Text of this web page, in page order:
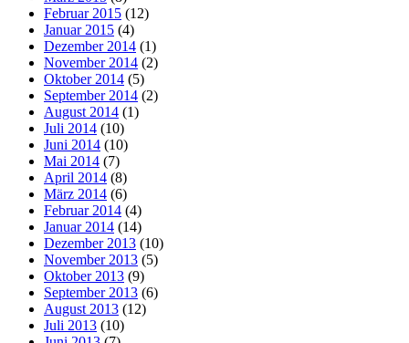
Februar 2015 (12)
Januar 2015 (4)
Dezember 2014 (1)
November 2014 (2)
Oktober 2014 (5)
September 2014 (2)
August 2014 (1)
Juli 2014 (10)
Juni 2014 (10)
Mai 2014 (7)
April 2014 (8)
März 2014 (6)
Februar 2014 (4)
Januar 2014 (14)
Dezember 2013 (10)
November 2013 (5)
Oktober 2013 (9)
September 2013 (6)
August 2013 (12)
Juli 2013 (10)